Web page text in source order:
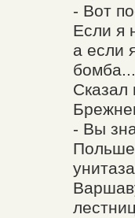
- Вот
Если я
а если
бомба...
Сказал
- Вы